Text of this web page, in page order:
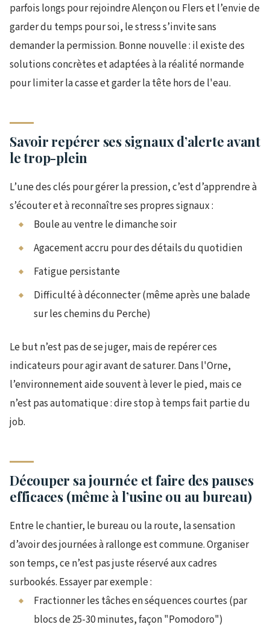
parfois longs pour rejoindre Alençon ou Flers et l’envie de
garder du temps pour soi, le stress s’invite sans
demander la permission. Bonne nouvelle : il existe des
solutions concrètes et adaptées à la réalité normande
pour limiter la casse et garder la tête hors de l'eau.
Savoir repérer ses signaux d’alerte avant
le trop-plein
L’une des clés pour gérer la pression, c’est d’apprendre à
s’écouter et à reconnaître ses propres signaux :
Boule au ventre le dimanche soir
Agacement accru pour des détails du quotidien
Fatigue persistante
Difficulté à déconnecter (même après une balade
sur les chemins du Perche)
Le but n’est pas de se juger, mais de repérer ces
indicateurs pour agir avant de saturer. Dans l'Orne,
l’environnement aide souvent à lever le pied, mais ce
n’est pas automatique : dire stop à temps fait partie du
job.
Découper sa journée et faire des pauses
efficaces (même à l’usine ou au bureau)
Entre le chantier, le bureau ou la route, la sensation
d’avoir des journées à rallonge est commune. Organiser
son temps, ce n’est pas juste réservé aux cadres
surbookés. Essayer par exemple :
Fractionner les tâches en séquences courtes (par
blocs de 25-30 minutes, façon "Pomodoro")